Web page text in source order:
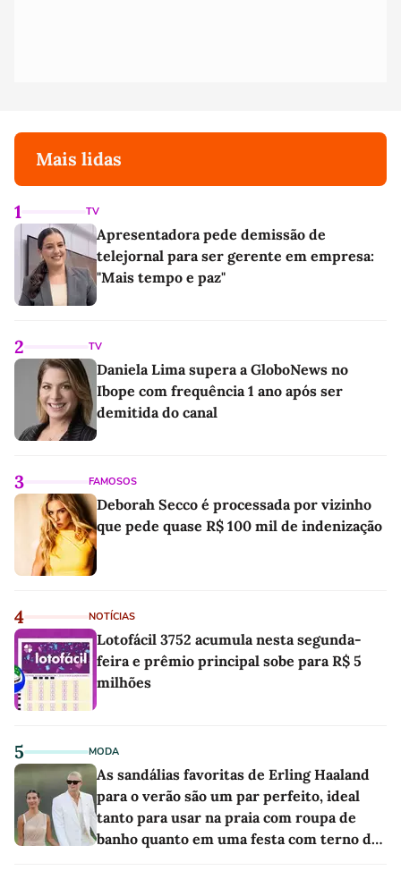
Mais lidas
1 TV
Apresentadora pede demissão de
telejornal para ser gerente em empresa:
"Mais tempo e paz"
2 TV
Daniela Lima supera a GloboNews no
Ibope com frequência 1 ano após ser
demitida do canal
3 FAMOSOS
Deborah Secco é processada por vizinho
que pede quase R$ 100 mil de indenização
4 NOTÍCIAS
Lotofácil 3752 acumula nesta segunda-
feira e prêmio principal sobe para R$ 5
milhões
5 MODA
As sandálias favoritas de Erling Haaland
para o verão são um par perfeito, ideal
tanto para usar na praia com roupa de
banho quanto em uma festa com terno de